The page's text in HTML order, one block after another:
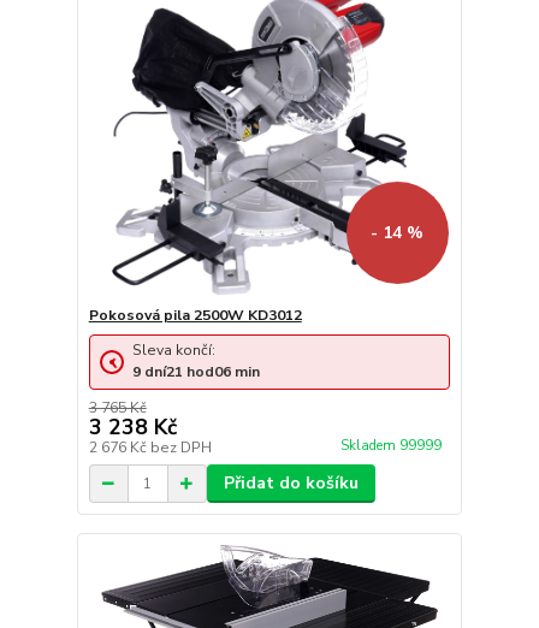
- 14 %
Pokosová pila 2500W KD3012
3 765 Kč
3 238 Kč
2 676 Kč bez DPH Skladem 99999
Sleva končí:
9 dní21 hod06 min
Přidat do košíku